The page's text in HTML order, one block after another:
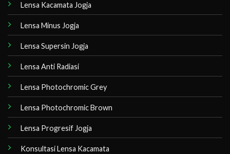
Lensa Kacamata Jogja
Lensa Minus Jogja
Lensa Supersin Jogja
Lensa Anti Radiasi
Lensa Photochromic Grey
Lensa Photochromic Brown
Lensa Progresif Jogja
Konsultasi Lensa Kacamata